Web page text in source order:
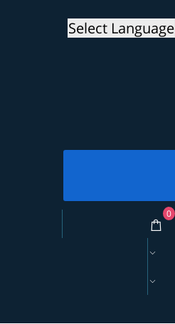
Select Language
0